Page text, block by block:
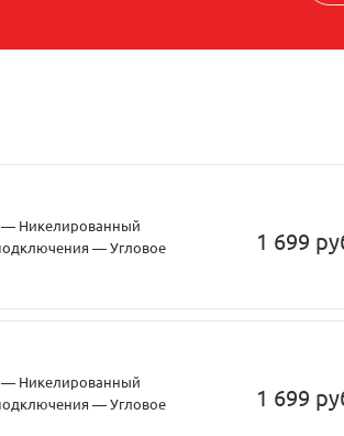
— Никелированный
— Угловое 1 699
— Никелированный
— Угловое 1 699